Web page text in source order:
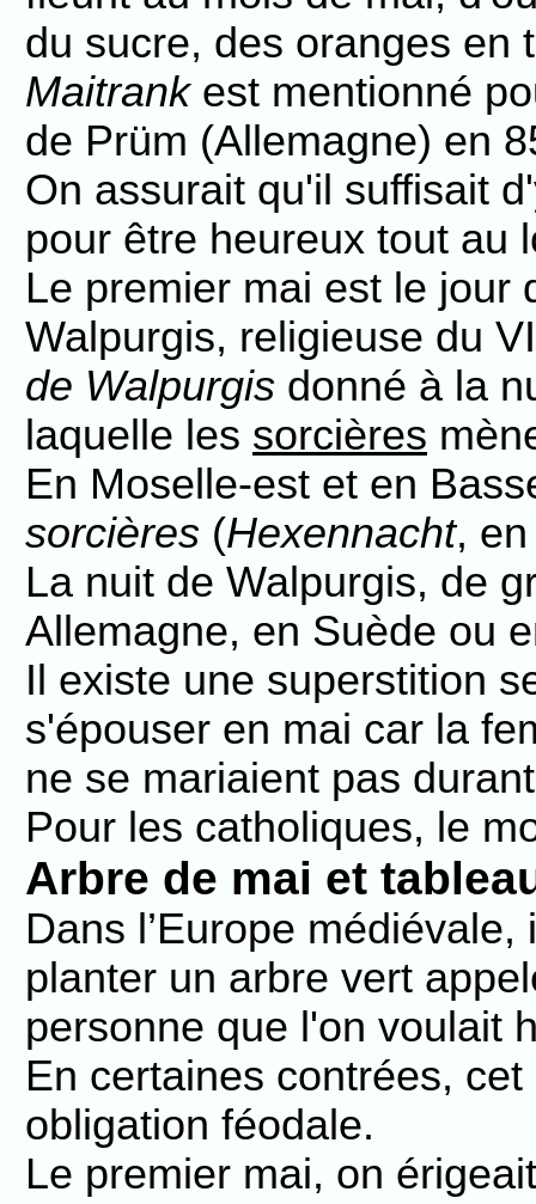
du sucre, des oranges en
Maitrankest mentionné
de Prüm (Allemagne) en
On assurait qu'il suffisait
pour être heureux tout au
Le premier mai est le jour
Walpurgis, religieuse du
de Walpurgis donné à la
laquelle les sorcières
En Moselle-est et en
sorcières (Hexennacht,
La nuit de Walpurgis, de
Allemagne, en Suède ou
Il existe une superstition
s'épouser en mai car la
ne se mariaient pas
Pour les catholiques, le
Arbre de mai et
Dans l’Europe
planter un arbre vert
personne que l'on voulait
En certaines contrées,
obligation féodale.
Le premier mai, on